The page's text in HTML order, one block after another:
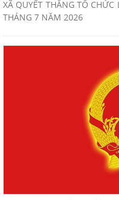
XÃ QUYẾT THẮNG TỔ
THÁNG 7 NĂM 2026